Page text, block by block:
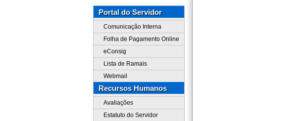
Portal do Servidor
Comunicação Interna
Folha de Pagamento Online
eConsig
Lista de Ramais
Webmail
Recursos Humanos
Avaliações
Estatuto do Servidor